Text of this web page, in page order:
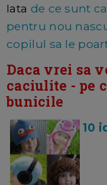
Iata de ce sunt
pentru nou
copilul sa le
Daca vrei sa
caciulite - pe
bunicile
10